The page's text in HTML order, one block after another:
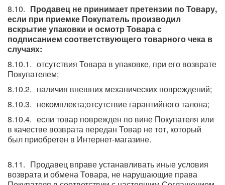
Продавец не принимает претензии по Товару,
если при приемке Покупатель производил
вскрытие упаковки и осмотр Товара с
подписанием соответствующего товарного чека в
случаях:
отсутствия Товара в упаковке, при его возврате
Покупателем;
наличия внешних механических повреждений;
некомплекта;отсутствие гарантийного талона;
если товар поврежден по вине Покупателя или
в качестве возврата передан Товар не тот, который
был приобретен в Интернет-магазине.
Продавец вправе устанавливать иные условия
возврата и обмена Товара, не нарушающие права